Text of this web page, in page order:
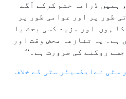
ہمیں ڈرامہ ختم کرکے آگے
طور پر اور عوامی طور پر
ہوں اور مزید کسی بحث یا
ہے۔ یہ تنازعہ محض وقت اور
روکنے کی ضرورت ہے۔‘‘
سٹی نےایکسیٹر سٹی کے خلاف